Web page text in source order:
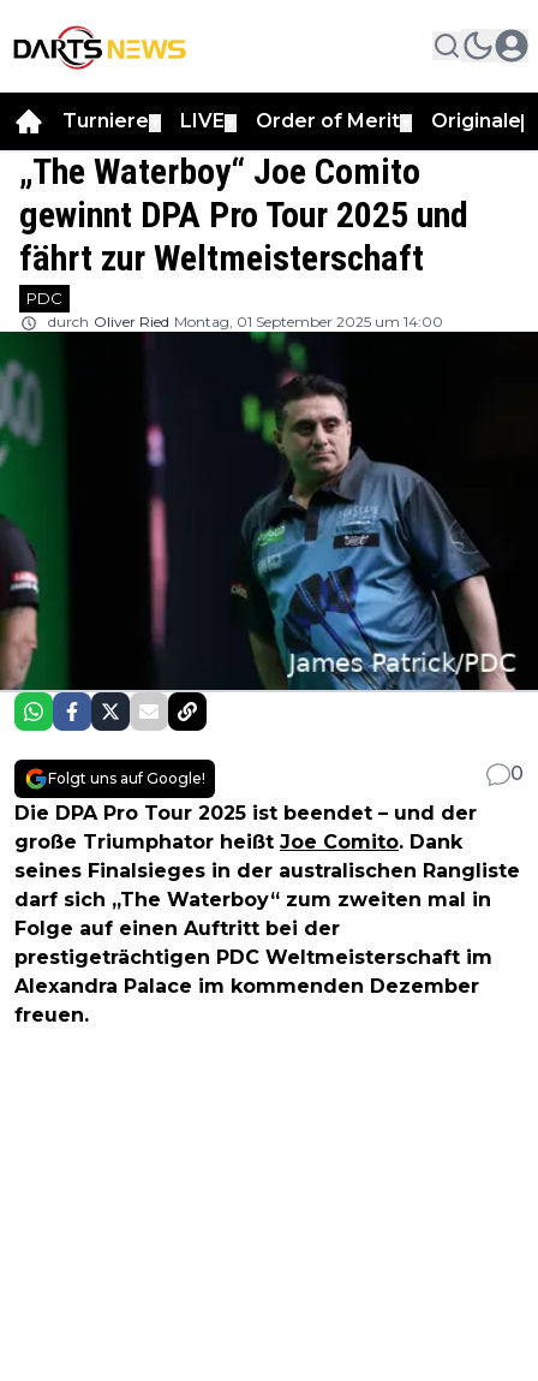
Turniere LIVE Order of Merit Originale
„The Waterboy“ Joe Comito
gewinnt DPA Pro Tour 2025 und
fährt zur Weltmeisterschaft
PDC
durch Oliver Ried Montag, 01 September 2025 um 14:00
Folgt uns auf Google!
0
Die DPA Pro Tour 2025 ist beendet – und der
große Triumphator heißt Joe Comito. Dank
seines Finalsieges in der australischen Rangliste
darf sich „The Waterboy“ zum zweiten mal in
Folge auf einen Auftritt bei der
prestigeträchtigen PDC Weltmeisterschaft im
Alexandra Palace im kommenden Dezember
freuen.